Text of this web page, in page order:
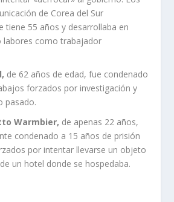
de Corea del Sur
tiene 55 años y desarrollaba en
labores como trabajador
de 62 años de edad, fue condenado
forzados por investigación y
pasado.
Warmbier, de apenas 22 años,
condenado a 15 años de prisión
por intentar llevarse un objeto
un hotel donde se hospedaba.